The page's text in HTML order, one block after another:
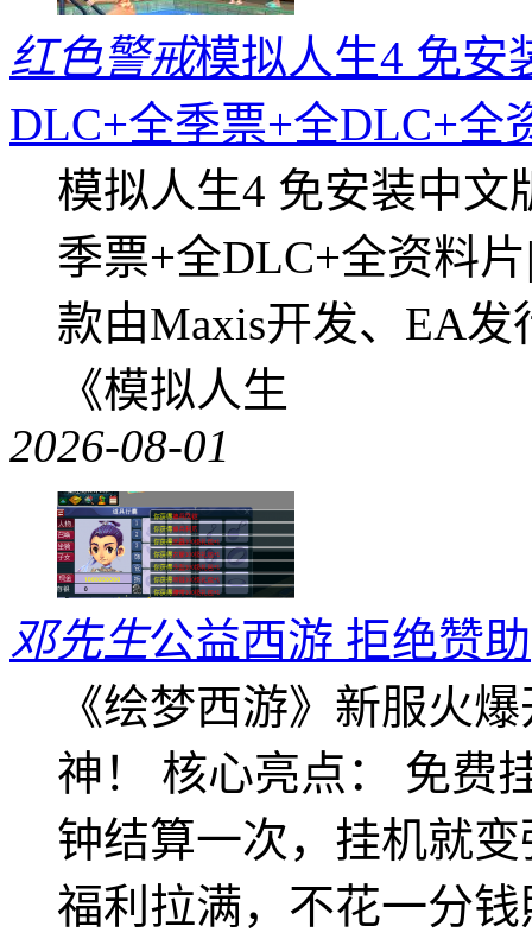
红色警戒模拟人生4 免安
DLC+全季票+全DLC+全
模拟人生4 免安装中文
季票+全DLC+全资料
款由Maxis开发、EA
《模拟人生
2026-08-01
邓先生公益西游 拒绝赞助
《绘梦西游》新服火
神！ 核心亮点： 免费
钟结算一次，挂机就
福利拉满，不花一分